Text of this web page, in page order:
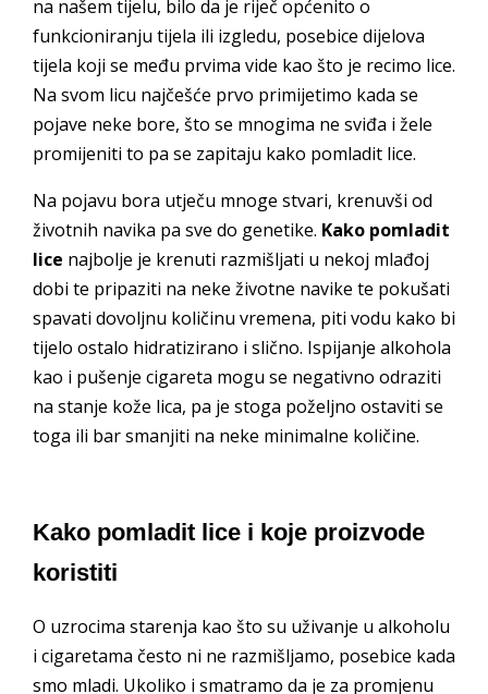
na našem tijelu, bilo da je riječ općenito o
funkcioniranju tijela ili izgledu, posebice dijelova
tijela koji se među prvima vide kao što je recimo lice.
Na svom licu najčešće prvo primijetimo kada se
pojave neke bore, što se mnogima ne sviđa i žele
promijeniti to pa se zapitaju kako pomladit lice.
Na pojavu bora utječu mnoge stvari, krenuvši od
životnih navika pa sve do genetike. Kako pomladit
lice najbolje je krenuti razmišljati u nekoj mlađoj
dobi te pripaziti na neke životne navike te pokušati
spavati dovoljnu količinu vremena, piti vodu kako bi
tijelo ostalo hidratizirano i slično. Ispijanje alkohola
kao i pušenje cigareta mogu se negativno odraziti
na stanje kože lica, pa je stoga poželjno ostaviti se
toga ili bar smanjiti na neke minimalne količine.
Kako pomladit lice i koje proizvode
koristiti
O uzrocima starenja kao što su uživanje u alkoholu
i cigaretama često ni ne razmišljamo, posebice kada
smo mladi. Ukoliko i smatramo da je za promjenu